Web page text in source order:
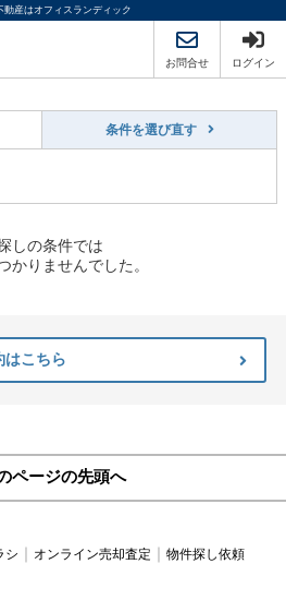
産はオフィスランディック
お問合せ ログイン
条件を選び直す
しの条件では
かりませんでした。
はこちら
ページの先頭へ
シ オンライン売却査定 物件探し依頼